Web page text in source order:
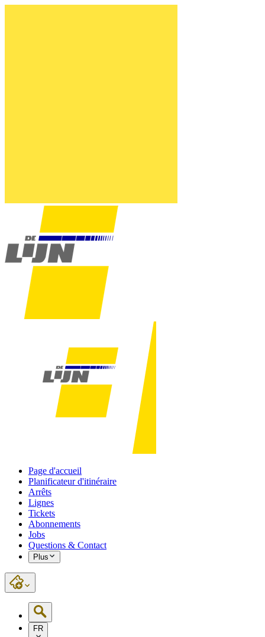
Page d'accueil
Planificateur d'itinéraire
Arrêts
Lignes
Tickets
Abonnements
Jobs
Questions & Contact
Plus
FR